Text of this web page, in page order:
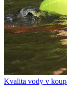
Kvalita vody v